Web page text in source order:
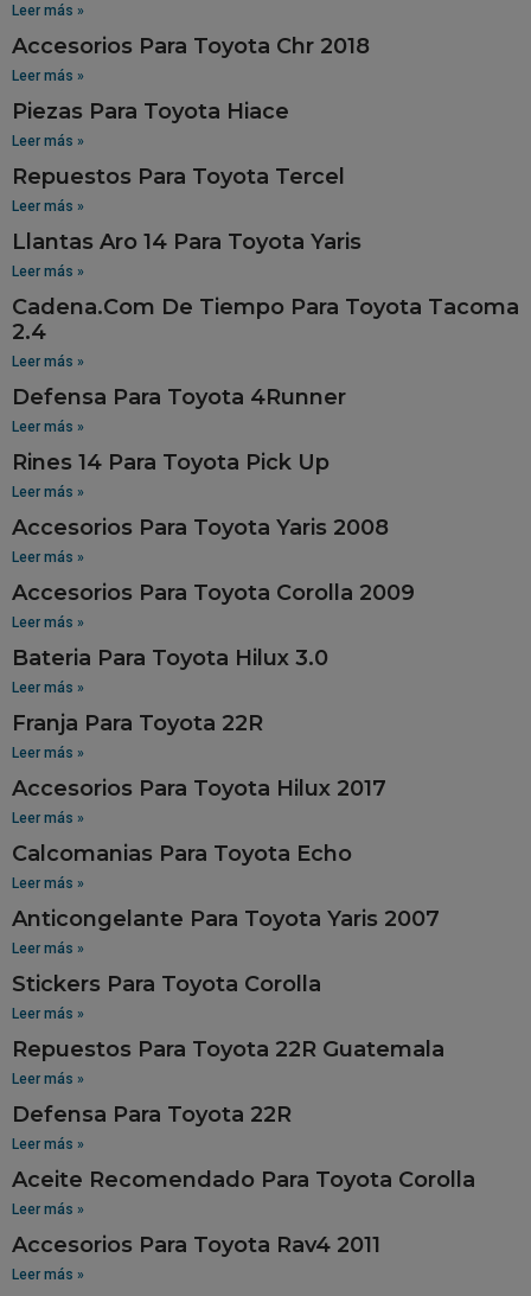
Leer más »
Accesorios Para Toyota Chr 2018
Leer más »
Piezas Para Toyota Hiace
Leer más »
Repuestos Para Toyota Tercel
Leer más »
Llantas Aro 14 Para Toyota Yaris
Leer más »
Cadena.Com De Tiempo Para Toyota Tacoma
2.4
Leer más »
Defensa Para Toyota 4Runner
Leer más »
Rines 14 Para Toyota Pick Up
Leer más »
Accesorios Para Toyota Yaris 2008
Leer más »
Accesorios Para Toyota Corolla 2009
Leer más »
Bateria Para Toyota Hilux 3.0
Leer más »
Franja Para Toyota 22R
Leer más »
Accesorios Para Toyota Hilux 2017
Leer más »
Calcomanias Para Toyota Echo
Leer más »
Anticongelante Para Toyota Yaris 2007
Leer más »
Stickers Para Toyota Corolla
Leer más »
Repuestos Para Toyota 22R Guatemala
Leer más »
Defensa Para Toyota 22R
Leer más »
Aceite Recomendado Para Toyota Corolla
Leer más »
Accesorios Para Toyota Rav4 2011
Leer más »